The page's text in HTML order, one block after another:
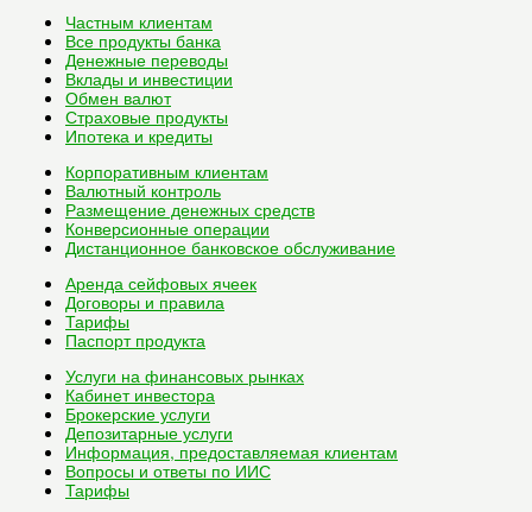
Частным клиентам
Все продукты банка
Денежные переводы
Вклады и инвестиции
Обмен валют
Страховые продукты
Ипотека и кредиты
Корпоративным клиентам
Валютный контроль
Размещение денежных средств
Конверсионные операции
Дистанционное банковское обслуживание
Аренда сейфовых ячеек
Договоры и правила
Тарифы
Паспорт продукта
Услуги на финансовых рынках
Кабинет инвестора
Брокерские услуги
Депозитарные услуги
Информация, предоставляемая клиентам
Вопросы и ответы по ИИС
Тарифы